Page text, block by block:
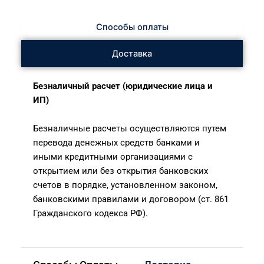
Способы оплаты
Доставка
Безналичный расчет (юридические лица и
ИП)
Безналичные расчеты осуществляются путем
перевода денежных средств банками и
иными кредитными организациями с
открытием или без открытия банковских
счетов в порядке, установленном законом,
банковскими правилами и договором (ст. 861
Гражданского кодекса РФ).